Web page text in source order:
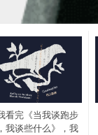
看完《当我谈跑步
我谈些什么》，我